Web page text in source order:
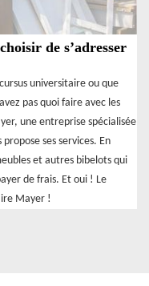
de s’adresser
universitaire ou que
pas quoi faire avec les
une entreprise spécialisée
ses services. En
et autres bibelots qui
de frais. Et oui ! Le
Mayer !